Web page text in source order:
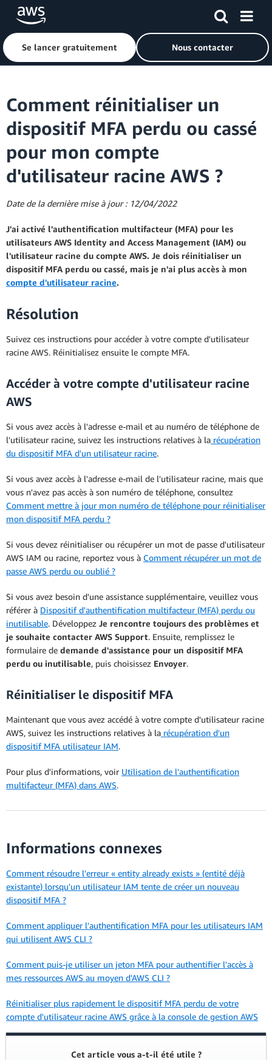
Se lancer gratuitement Nous contacter
Comment réinitialiser un
dispositif MFA perdu ou cassé
pour mon compte
d'utilisateur racine AWS ?
Date de la dernière mise à jour : 12/04/2022
J'ai activé l'authentification multifacteur (MFA) pour les
utilisateurs AWS Identity and Access Management (IAM) ou
l'utilisateur racine du compte AWS. Je dois réinitialiser un
dispositif MFA perdu ou cassé, mais je n'ai plus accès à mon
compte d'utilisateur racine.
Résolution
Suivez ces instructions pour accéder à votre compte d'utilisateur
racine AWS. Réinitialisez ensuite le compte MFA.
Accéder à votre compte d'utilisateur racine
AWS
Si vous avez accès à l'adresse e-mail et au numéro de téléphone de
l'utilisateur racine, suivez les instructions relatives à la récupération
du dispositif MFA d'un utilisateur racine.
Si vous avez accès à l'adresse e-mail de l'utilisateur racine, mais que
vous n'avez pas accès à son numéro de téléphone, consultez
Comment mettre à jour mon numéro de téléphone pour réinitialiser
mon dispositif MFA perdu ?
Si vous devez réinitialiser ou récupérer un mot de passe d'utilisateur
AWS IAM ou racine, reportez vous à Comment récupérer un mot de
passe AWS perdu ou oublié ?
Si vous avez besoin d'une assistance supplémentaire, veuillez vous
référer à Dispositif d'authentification multifacteur (MFA) perdu ou
inutilisable. Développez Je rencontre toujours des problèmes et
je souhaite contacter AWS Support. Ensuite, remplissez le
formulaire de demande d'assistance pour un dispositif MFA
perdu ou inutilisable, puis choisissez Envoyer.
Réinitialiser le dispositif MFA
Maintenant que vous avez accédé à votre compte d'utilisateur racine
AWS, suivez les instructions relatives à la récupération d'un
dispositif MFA utilisateur IAM.
Pour plus d'informations, voir Utilisation de l'authentification
multifacteur (MFA) dans AWS.
Informations connexes
Comment résoudre l'erreur « entity already exists » (entité déjà
existante) lorsqu'un utilisateur IAM tente de créer un nouveau
dispositif MFA ?
Comment appliquer l'authentification MFA pour les utilisateurs IAM
qui utilisent AWS CLI ?
Comment puis-je utiliser un jeton MFA pour authentifier l'accès à
mes ressources AWS au moyen d'AWS CLI ?
Réinitialiser plus rapidement le dispositif MFA perdu de votre
compte d'utilisateur racine AWS grâce à la console de gestion AWS
Cet article vous a-t-il été utile ?